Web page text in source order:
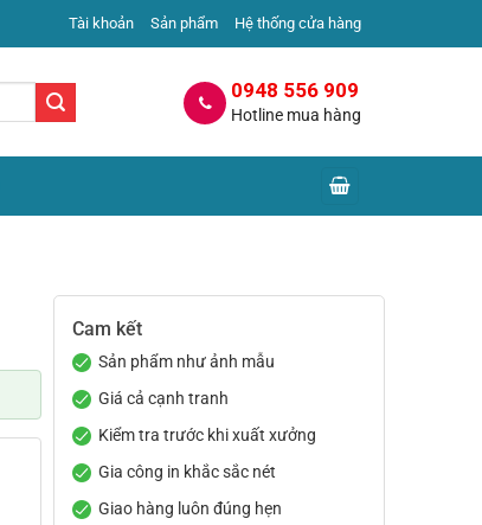
Tài khoản Sản phẩm Hệ thống cửa hàng
0948 556 909
Hotline mua hàng
Cam kết
Sản phẩm như ảnh mẫu
Giá cả cạnh tranh
Kiểm tra trước khi xuất xưởng
Gia công in khắc sắc nét
Giao hàng luôn đúng hẹn